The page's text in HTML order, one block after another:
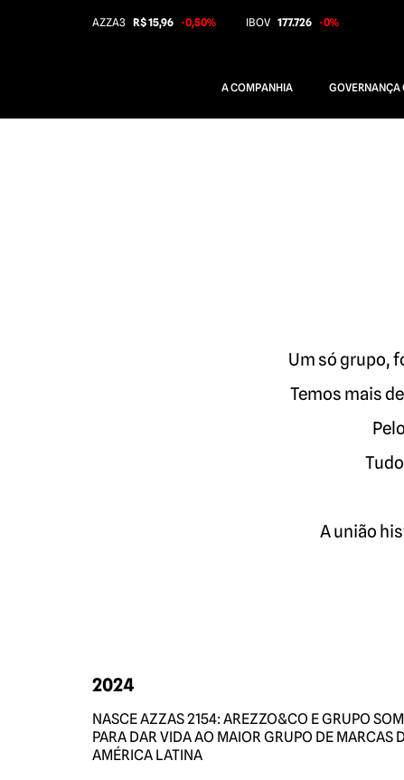
AZZA3 R$ 15,96 -0,50% IBOV 177.726 -0%
A COMPANHIA GOVERNANÇA
Um só grupo,
Temos mais
A união
2024
NASCE AZZAS 2154: AREZZO&CO E GRUPO
PARA DAR VIDA AO MAIOR GRUPO DE MARCAS
AMÉRICA LATINA